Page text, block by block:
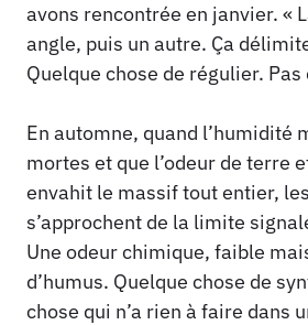
avons rencontrée en janvier. «
angle, puis un autre. Ça
Quelque chose de régulier.
En automne, quand l’humidité
mortes et que l’odeur de terre
envahit le massif tout entier,
s’approchent de la limite
Une odeur chimique, faible
d’humus. Quelque chose de
chose qui n’a rien à faire dans